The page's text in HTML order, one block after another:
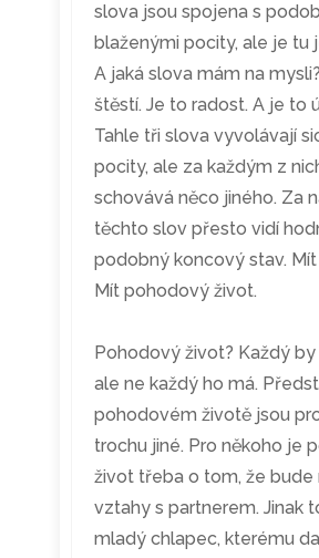
slova jsou spojena s
blaženými pocity, ale je tu
A jaká slova mám na
štěstí. Je to radost. A je to
Tahle tři slova vyvolávají
pocity, ale za každým z
schovává něco jiného. Za
těchto slov přesto vidí
podobný koncový stav.
Mít pohodový život.
Pohodový život? Každý by
ale ne každý ho má.
pohodovém životě jsou
trochu jiné. Pro někoho je
život třeba o tom, že bude
vztahy s partnerem. Jinak
mladý chlapec, kterému